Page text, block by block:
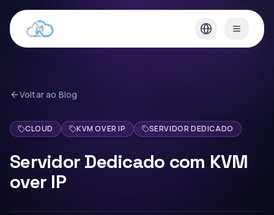
Voltar ao Blog
CLOUD KVM OVER IP SERVIDOR DEDICADO
Servidor Dedicado com KVM
over IP